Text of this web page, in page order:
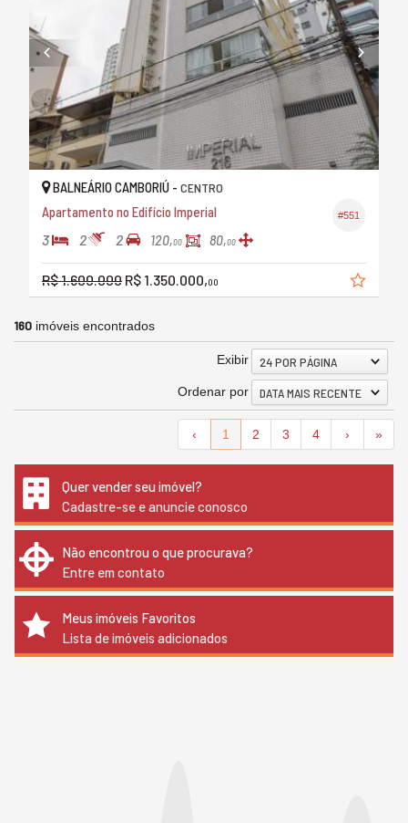
#551
BALNEÁRIO CAMBORIÚ - CENTRO
Apartamento no Edifício Imperial
3 2 2 120,00 80,00
R$ 1.600.000 R$ 1.350.000,00
160 imóveis encontrados
Exibir 24 POR PÁGINA
Ordenar por DATA MAIS RECENTE
‹ 1 2 3 4 › »
Quer vender seu imóvel?
Cadastre-se e anuncie conosco
Não encontrou o que procurava?
Entre em contato
Meus imóveis Favoritos
Lista de imóveis adicionados